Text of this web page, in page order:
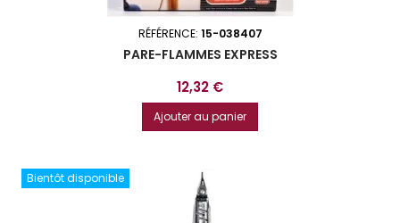
RÉFÉRENCE: 15-038407
PARE-FLAMMES EXPRESS
Prix
12,32 €
Ajouter au panier
Bientôt disponible